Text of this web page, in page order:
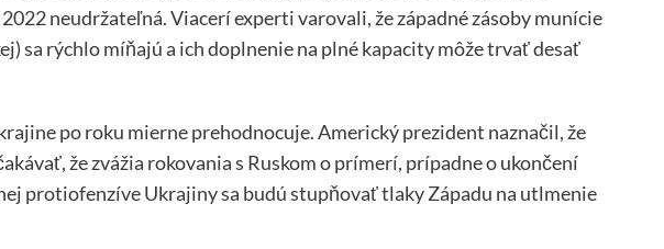
neudržateľná. Viacerí experti varovali, že západné zásoby munície
sa rýchlo míňajú a ich doplnenie na plné kapacity môže trvať desať
po roku mierne prehodnocuje. Americký prezident naznačil, že
že zvážia rokovania s Ruskom o prímerí, prípadne o ukončení
protiofenzíve Ukrajiny sa budú stupňovať tlaky Západu na utlmenie